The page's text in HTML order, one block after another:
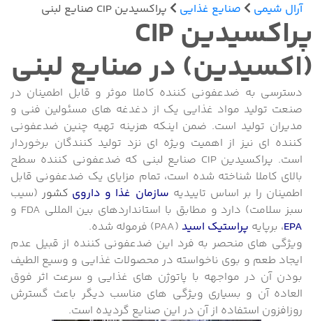
آرال شیمی صنایع غذایی پراکسیدین CIP صنایع لبنی
پراکسیدین CIP
(اکسیدین) در صنایع لبنی
دسترسی به ضدعفونی کننده کاملا موثر و قابل اطمینان در
صنعت تولید مواد غذایی یک از دغدغه های مسئولین فنی و
مدیران تولید است. ضمن اینکه هزینه تهیه چنین ضدعفونی
کننده ای نیز از اهمیت ویژه ای نزد تولید کنندگان برخوردار
است. پراکسیدین CIP صنایع لبنی که ضدعفونی کننده سطح
بالای کاملا شناخته شده است، تمام مزایای یک ضدعفونی قابل
اطمینان را بر اساس تاییدیه سازمان غذا و داروی کشور(سیب
سبز سلامت) دارد و مطابق با استانداردهای بین المللی FDA و
EPA، برپایه پراستیک اسید (PAA) فرموله شده.
ویژگی های منحصر به فرد این ضدعفونی کننده از قبیل عدم
ایجاد طعم و بوی ناخواسته در محصولات غذایی و وسیع الطیف
بودن آن در مواجهه با پاتوژن های غذایی و سرعت اثر فوق
العاده آن و بسیاری ویژگی های مناسب دیگر باعث گسترش
روزافزون استفاده از آن در این صنایع گردیده است.